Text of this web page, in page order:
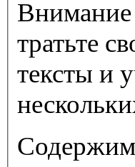
Внимание
тратьте
тексты и